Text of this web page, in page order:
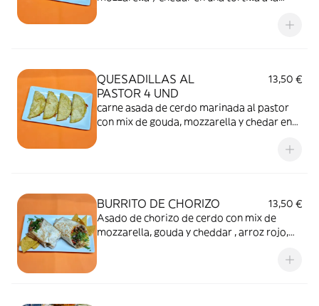
QUESADILLAS AL
PASTOR 4 UND
13,50 €
carne asada de cerdo marinada al pastor
con mix de gouda, mozzarella y chedar en
BURRITO DE CHORIZO
13,50 €
Asado de chorizo de cerdo con mix de
mozzarella, gouda y cheddar , arroz rojo,